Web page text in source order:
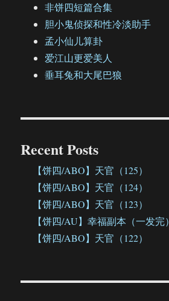
非饼四短篇合集
胆小鬼侦探和性冷淡助手
孟小仙儿算卦
爱江山更爱美人
垂耳兔和大尾巴狼
Recent Posts
【饼四/ABO】天官（125）
【饼四/ABO】天官（124）
【饼四/ABO】天官（123）
【饼四/AU】幸福副本（一发完）
【饼四/ABO】天官（122）